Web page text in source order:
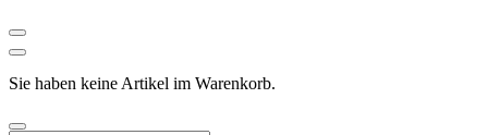
Sie haben keine Artikel im Warenkorb.